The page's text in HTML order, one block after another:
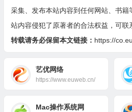
采集、发布本站内容到任何网站、书籍
站内容侵犯了原著者的合法权益，可联
转载请务必保留本文链接： https://
艺优网络
https://www.euweb.cn/
Mac操作系统网